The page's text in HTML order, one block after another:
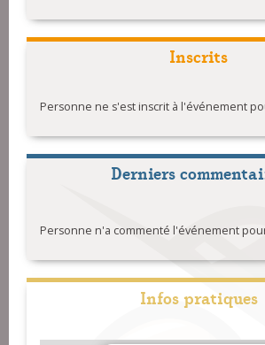
Inscrits
Personne ne s'est inscrit à l'événement
Derniers
Personne n'a commenté l'événement
Infos pratiques